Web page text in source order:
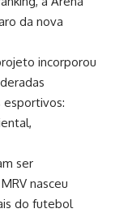
da nova
incorporou
esportivos:
ser
nasceu
do futebol